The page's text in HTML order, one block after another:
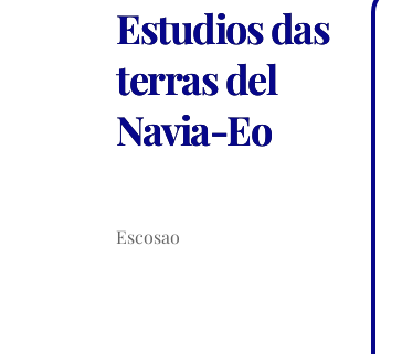
Estudios das
terras del
Navia-Eo
Escosao